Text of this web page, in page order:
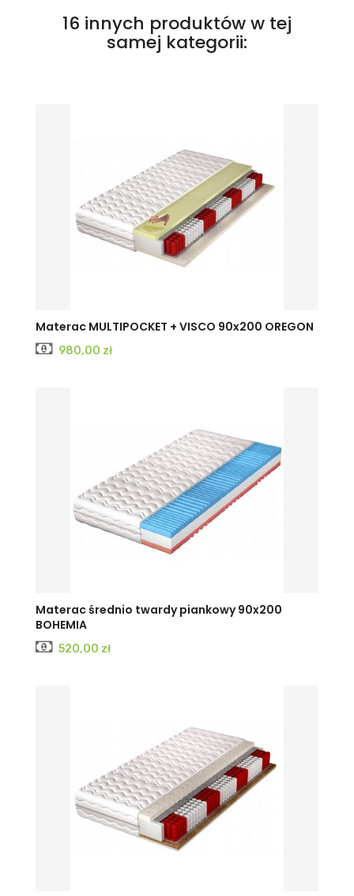
16 innych produktów w tej
samej kategorii:
Materac MULTIPOCKET + VISCO 90x200 OREGON
Cena
980,00 zł
Materac średnio twardy piankowy 90x200
BOHEMIA
Cena
520,00 zł